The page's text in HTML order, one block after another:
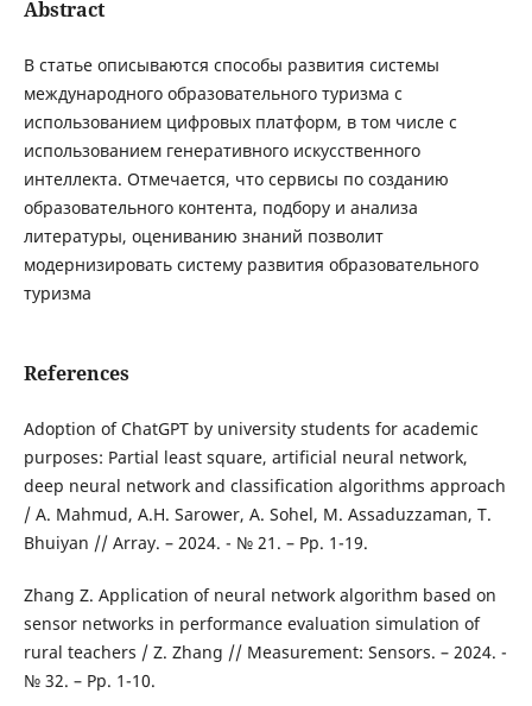
Abstract
В статье описываются способы развития системы
международного образовательного туризма с
использованием цифровых платформ, в том числе с
использованием генеративного искусственного
интеллекта. Отмечается, что сервисы по созданию
образовательного контента, подбору и анализа
литературы, оцениванию знаний позволит
модернизировать систему развития образовательного
туризма
References
Adoption of ChatGPT by university students for academic
purposes: Partial least square, artificial neural network,
deep neural network and classification algorithms approach
/ A. Mahmud, A.H. Sarower, A. Sohel, M. Assaduzzaman, T.
Bhuiyan // Array. – 2024. - № 21. – Pp. 1-19.
Zhang Z. Application of neural network algorithm based on
sensor networks in performance evaluation simulation of
rural teachers / Z. Zhang // Measurement: Sensors. – 2024. -
№ 32. – Pp. 1-10.